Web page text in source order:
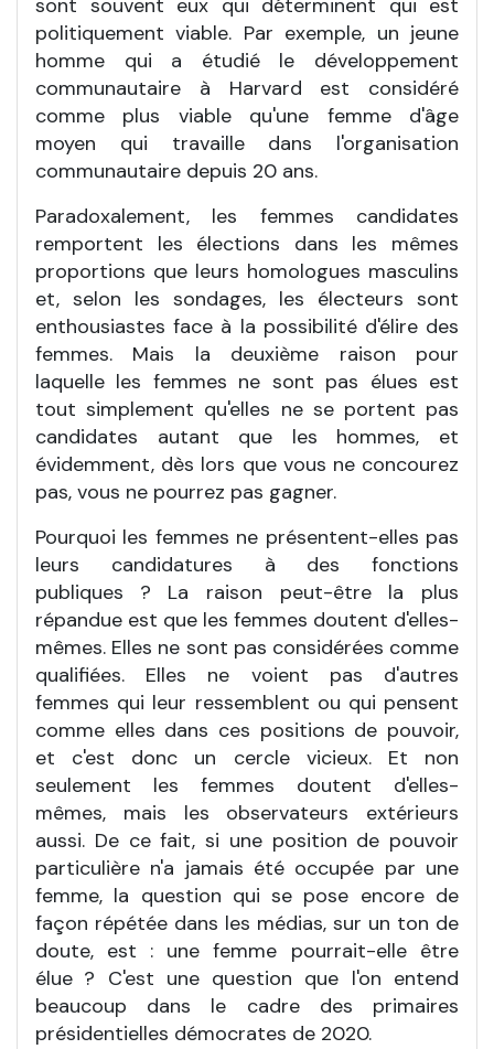
sont souvent eux qui déterminent qui est
politiquement viable. Par exemple, un jeune
homme qui a étudié le développement
communautaire à Harvard est considéré
comme plus viable qu'une femme d'âge
moyen qui travaille dans l'organisation
communautaire depuis 20 ans.
Paradoxalement, les femmes candidates
remportent les élections dans les mêmes
proportions que leurs homologues masculins
et, selon les sondages, les électeurs sont
enthousiastes face à la possibilité d'élire des
femmes. Mais la deuxième raison pour
laquelle les femmes ne sont pas élues est
tout simplement qu'elles ne se portent pas
candidates autant que les hommes, et
évidemment, dès lors que vous ne concourez
pas, vous ne pourrez pas gagner.
Pourquoi les femmes ne présentent-elles pas
leurs candidatures à des fonctions
publiques
? La raison peut-être la plus
répandue est que les femmes doutent d'elles-
mêmes. Elles ne sont pas considérées comme
qualifiées. Elles ne voient pas d'autres
femmes qui leur ressemblent ou qui pensent
comme elles dans ces positions de pouvoir,
et c'est donc un cercle vicieux. Et non
seulement les femmes doutent d'elles-
mêmes, mais les observateurs extérieurs
aussi. De ce fait, si une position de pouvoir
particulière n'a jamais été occupée par une
femme, la question qui se pose encore de
façon répétée dans les médias, sur un ton de
doute, est : une femme pourrait-elle être
élue ? C'est une question que l'on entend
beaucoup dans le cadre des primaires
présidentielles démocrates de 2020.